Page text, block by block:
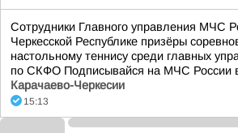
Сотрудники Главного управления МЧС
Черкесской Республике призёры
настольному теннису среди главных
по СКФО Подписывайся на МЧС России
Карачаево-Черкесии
15:13